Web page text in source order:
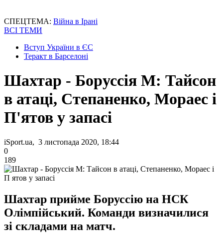
СПЕЦТЕМА: Війна в Ірані
ВСІ ТЕМИ
Вступ України в ЄС
Теракт в Барселоні
Шахтар - Боруссія М: Тайсон
в атаці, Степаненко, Мораес і
П'ятов у запасі
iSport.ua, 3 листопада 2020, 18:44
0
189
Шахтар прийме Боруссію на НСК
Олімпійський. Команди визначилися
зі складами на матч.